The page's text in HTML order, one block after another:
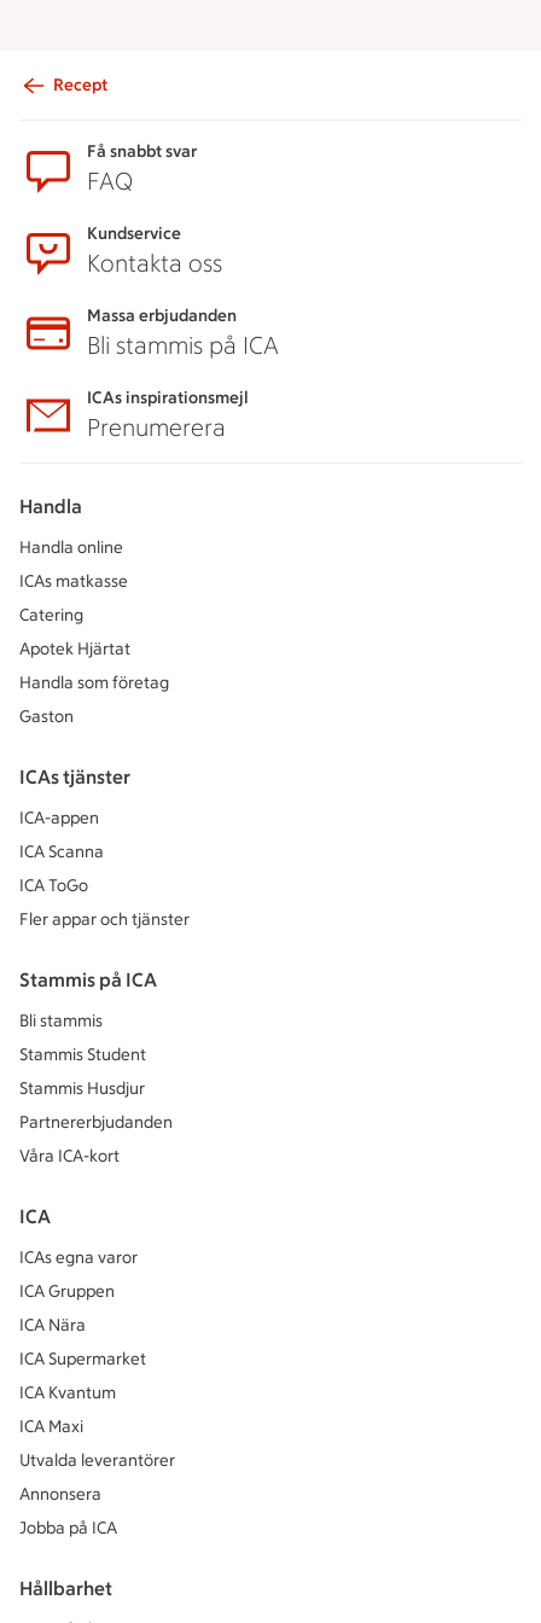
Recept
Få snabbt svar
FAQ
Kundservice
Kontakta oss
Massa erbjudanden
Bli stammis på ICA
ICAs inspirationsmejl
Prenumerera
Handla
Handla online
ICAs matkasse
Catering
Apotek Hjärtat
Handla som företag
Gaston
ICAs tjänster
ICA-appen
ICA Scanna
ICA ToGo
Fler appar och tjänster
Stammis på ICA
Bli stammis
Stammis Student
Stammis Husdjur
Partnererbjudanden
Våra ICA-kort
ICA
ICAs egna varor
ICA Gruppen
ICA Nära
ICA Supermarket
ICA Kvantum
ICA Maxi
Utvalda leverantörer
Annonsera
Jobba på ICA
Hållbarhet